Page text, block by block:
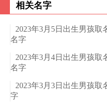
相关名字
2023年3月5日出生男孩取
名字
2023年3月4日出生男孩取
名字
2023年3月3日出生男孩取
字